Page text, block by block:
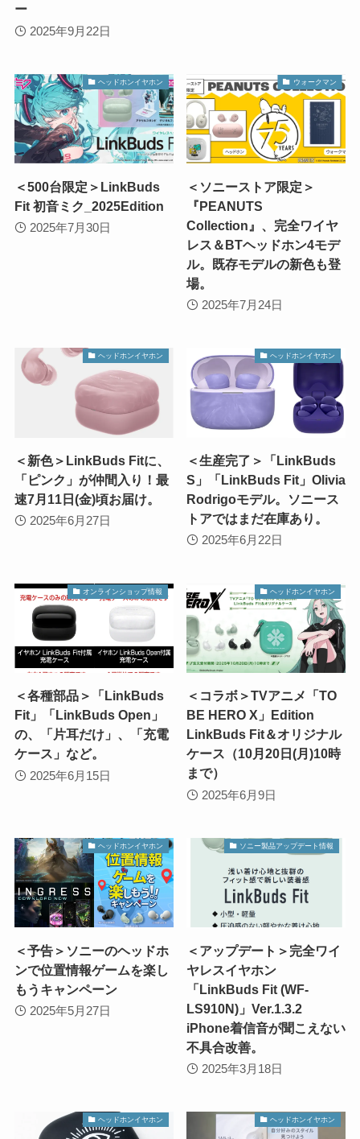
ー
2025年9月22日
ヘッドホンイヤホン
＜500台限定＞LinkBuds
Fit 初音ミク_2025Edition
2025年7月30日
ウォークマン
＜ソニーストア限定＞
『PEANUTS
Collection』、完全ワイヤ
レス＆BTヘッドホン4モデ
ル。既存モデルの新色も登
場。
2025年7月24日
ヘッドホンイヤホン
＜新色＞LinkBuds Fitに、
「ピンク」が仲間入り！最
速7月11日(金)頃お届け。
2025年6月27日
ヘッドホンイヤホン
＜生産完了＞「LinkBuds
S」「LinkBuds Fit」Olivia
Rodrigoモデル。ソニース
トアではまだ在庫あり。
2025年6月22日
オンラインショップ情報
＜各種部品＞「LinkBuds
Fit」「LinkBuds Open」
の、「片耳だけ」、「充電
ケース」など。
2025年6月15日
ヘッドホンイヤホン
＜コラボ＞TVアニメ「TO
BE HERO X」Edition
LinkBuds Fit＆オリジナル
ケース（10月20日(月)10時
まで）
2025年6月9日
ヘッドホンイヤホン
＜予告＞ソニーのヘッドホ
ンで位置情報ゲームを楽し
もうキャンペーン
2025年5月27日
ソニー製品アップデート情報
＜アップデート＞完全ワイ
ヤレスイヤホン
「LinkBuds Fit (WF-
LS910N)」Ver.1.3.2
iPhone着信音が聞こえない
不具合改善。
2025年3月18日
ヘッドホンイヤホン ヘッドホンイヤホン